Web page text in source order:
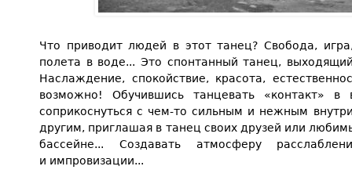
Что приводит людей в этот танец? Свобода,
полета в воде... Это спонтанный танец,
Наслаждение, спокойствие, красота,
возможно! Обучившись танцевать «контакт»
соприкоснуться с чем-то сильным и нежным
другим, приглашая в танец своих друзей или
бассейне... Создавать атмосферу
и импровизации...